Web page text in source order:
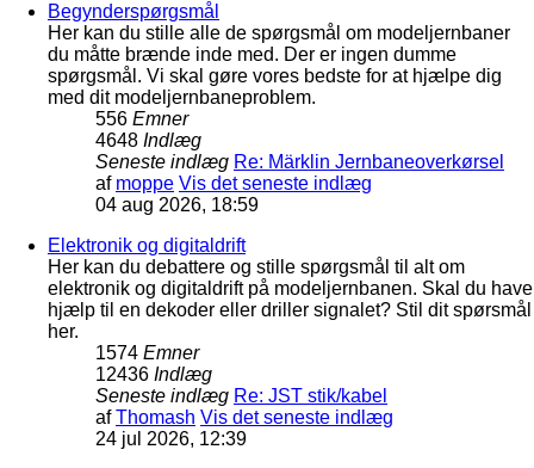
Begynderspørgsmål
Her kan du stille alle de spørgsmål om modeljernbaner
du måtte brænde inde med. Der er ingen dumme
spørgsmål. Vi skal gøre vores bedste for at hjælpe dig
med dit modeljernbaneproblem.
556 Emner
4648 Indlæg
Seneste indlæg Re: Märklin Jernbaneoverkørsel
af moppe Vis det seneste indlæg
04 aug 2026, 18:59
Elektronik og digitaldrift
Her kan du debattere og stille spørgsmål til alt om
elektronik og digitaldrift på modeljernbanen. Skal du have
hjælp til en dekoder eller driller signalet? Stil dit spørsmål
her.
1574 Emner
12436 Indlæg
Seneste indlæg Re: JST stik/kabel
afThomash Vis det seneste indlæg
24 jul 2026, 12:39